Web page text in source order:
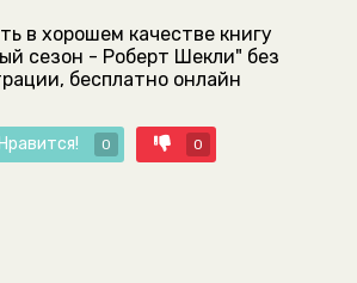
в хорошем качестве книгу
сезон - Роберт Шекли" без
бесплатно онлайн
Нравится! 0 0